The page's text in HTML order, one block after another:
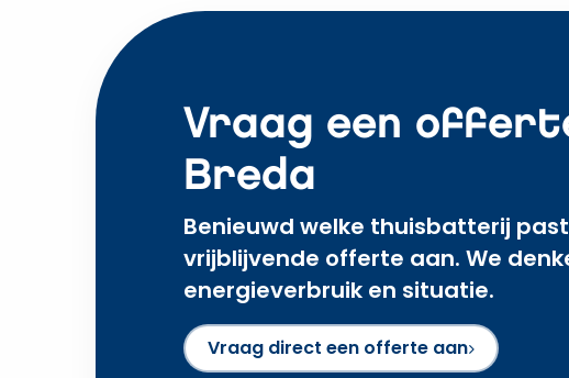
Vraag een
Breda
Benieuwd welke thuisbatterij
vrijblijvende offerte aan. We
energieverbruik en situatie.
Vraag direct een offerte aan